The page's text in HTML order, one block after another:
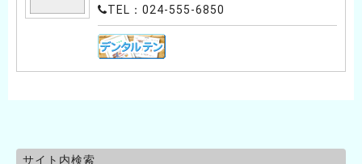
TEL：024-555-6850
サイト内検索